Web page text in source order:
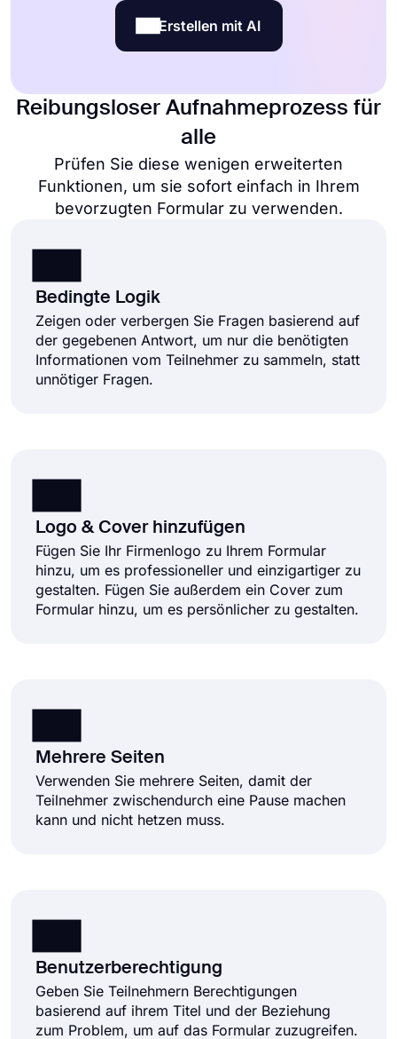
Erstellen mit AI
Reibungsloser Aufnahmeprozess für
alle
Prüfen Sie diese wenigen erweiterten
Funktionen, um sie sofort einfach in Ihrem
bevorzugten Formular zu verwenden.
Bedingte Logik
Zeigen oder verbergen Sie Fragen basierend auf
der gegebenen Antwort, um nur die benötigten
Informationen vom Teilnehmer zu sammeln, statt
unnötiger Fragen.
Logo & Cover hinzufügen
Fügen Sie Ihr Firmenlogo zu Ihrem Formular
hinzu, um es professioneller und einzigartiger zu
gestalten. Fügen Sie außerdem ein Cover zum
Formular hinzu, um es persönlicher zu gestalten.
Mehrere Seiten
Verwenden Sie mehrere Seiten, damit der
Teilnehmer zwischendurch eine Pause machen
kann und nicht hetzen muss.
Benutzerberechtigung
Geben Sie Teilnehmern Berechtigungen
basierend auf ihrem Titel und der Beziehung
zum Problem, um auf das Formular zuzugreifen.